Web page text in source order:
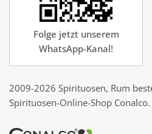
Folge jetzt unserem
WhatsApp-Kanal!
2009-2026 Spirituosen, Rum
Spirituosen-Online-Shop Conalco.